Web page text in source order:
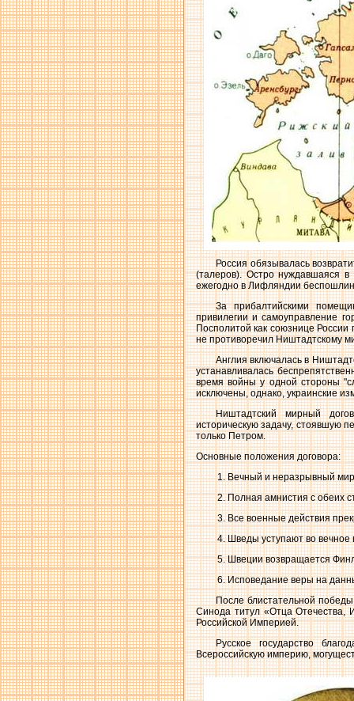
Россия обязывалась
(талеров). Остро нуждавшаяся
ежегодно в Лифляндии
За прибалтийскими
привилегии и самоуправление
Посполитой как союзнице
не противоречил Ништадтскому
Англия включалась в
устанавливалась
время войны у одной стороны
исключены, однако, украинские
Ништадтский мирный
историческую задачу, стоявшую
только Петром.
Основные положения договора:
Вечный и неразрывный
Полная амнистия с обеих
Все военные действия
Шведы уступают во
Швеции возвращается
Исповедание веры на
После блистательной
Синода титул «Отца Отечества,
Российской Империей.
Русское государство
Всероссийскую империю,